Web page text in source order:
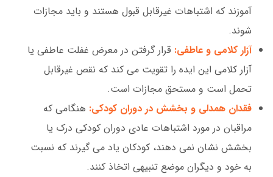
آموزند که اشتباهات غیرقابل قبول هستند و باید مجازات
شوند.
آزار کلامی و عاطفی: قرار گرفتن در معرض غفلت عاطفی یا
آزار کلامی این ایده را تقویت می کند که نقص غیرقابل
تحمل است و مستحق مجازات است.
فقدان همدلی و بخشش در دوران کودکی: هنگامی که
مراقبان در مورد اشتباهات عادی دوران کودکی درک یا
بخشش نشان نمی دهند، کودکان یاد می گیرند که نسبت
به خود و دیگران موضع تنبیهی اتخاذ کنند.